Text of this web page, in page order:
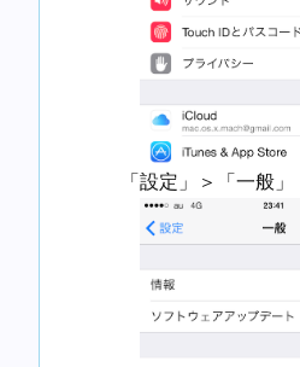
「設定」＞「一般」